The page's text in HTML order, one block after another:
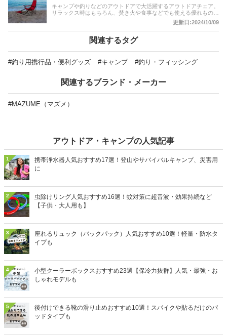
キャンプや釣りなどのアウトドアで大活躍するアウトドアチェア。
リラックス時はもちろん、焚き火や食事などでも使える優れもので
す。おしゃれなデザインで知られているノースフェイスもアウトド
アチェアを販売しています。そこでこの記事では、ノースフェイス
のアウトドアチェアの魅力とおすすめの商品を紹介します。記事後
半には比較一覧表、通販サイトにおける最新人気ランキングのリン
クもあるので、売れ筋や口コミも確認してみましょう。
更新日:2024/10/09
関連するタグ
#釣り用携行品・便利グッズ #キャンプ #釣り・フィッシング
関連するブランド・メーカー
#MAZUME（マズメ）
アウトドア・キャンプの人気記事
1
携帯浄水器人気おすすめ17選！登山やサバイバルキャンプ、災害用
に
2
虫除けリング人気おすすめ16選！蚊対策に超音波・効果持続など
【子供・大人用も】
3
座れるリュック（バックパック）人気おすすめ10選！軽量・防水タ
イプも
4
小型クーラーボックスおすすめ23選【保冷力抜群】人気・最強・お
しゃれモデルも
5
後付けできる靴の滑り止めおすすめ10選！スパイクや貼るだけのパ
ッドタイプも